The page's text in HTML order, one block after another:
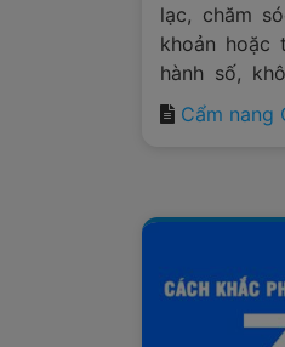
lạc, chăm
khoản hoặc
hành số,
tình trạng
captcha
Cẩm nang